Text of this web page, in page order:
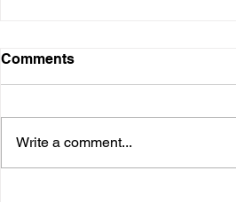
Comments
Write a comment...